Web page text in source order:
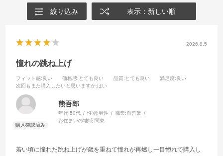
絞り込み 表示：新しい順
2026.8.5
憧れの跳ね上げ
フィット感:良い 価格感:とても良い 品質:とても良い 満足度:良い
次回もまた購入したいと思いますか:はい
熊吾郎
年代:50代 性別:男性 職業:自営業
お住まいの地域:関東
若い頃に憧れた跳ね上げが歳を重ねて憧れが再燃し一目惚れで購入し